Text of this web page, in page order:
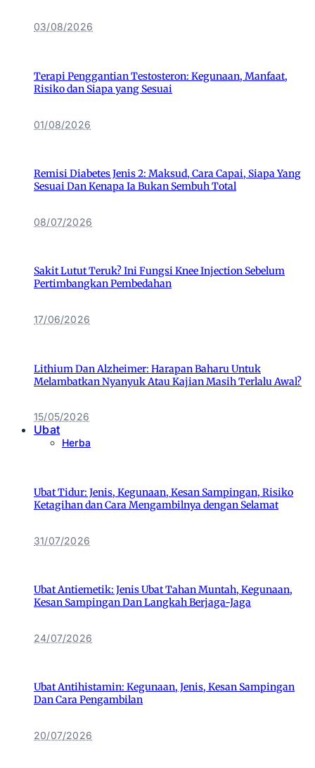
03/08/2026
Terapi Penggantian Testosteron: Kegunaan, Manfaat,
Risiko dan Siapa yang Sesuai
01/08/2026
Remisi Diabetes Jenis 2: Maksud, Cara Capai, Siapa Yang
Sesuai Dan Kenapa Ia Bukan Sembuh Total
08/07/2026
Sakit Lutut Teruk? Ini Fungsi Knee Injection Sebelum
Pertimbangkan Pembedahan
17/06/2026
Lithium Dan Alzheimer: Harapan Baharu Untuk
Melambatkan Nyanyuk Atau Kajian Masih Terlalu Awal?
15/05/2026
Ubat
Herba
Ubat Tidur: Jenis, Kegunaan, Kesan Sampingan, Risiko
Ketagihan dan Cara Mengambilnya dengan Selamat
31/07/2026
Ubat Antiemetik: Jenis Ubat Tahan Muntah, Kegunaan,
Kesan Sampingan Dan Langkah Berjaga-Jaga
24/07/2026
Ubat Antihistamin: Kegunaan, Jenis, Kesan Sampingan
Dan Cara Pengambilan
20/07/2026